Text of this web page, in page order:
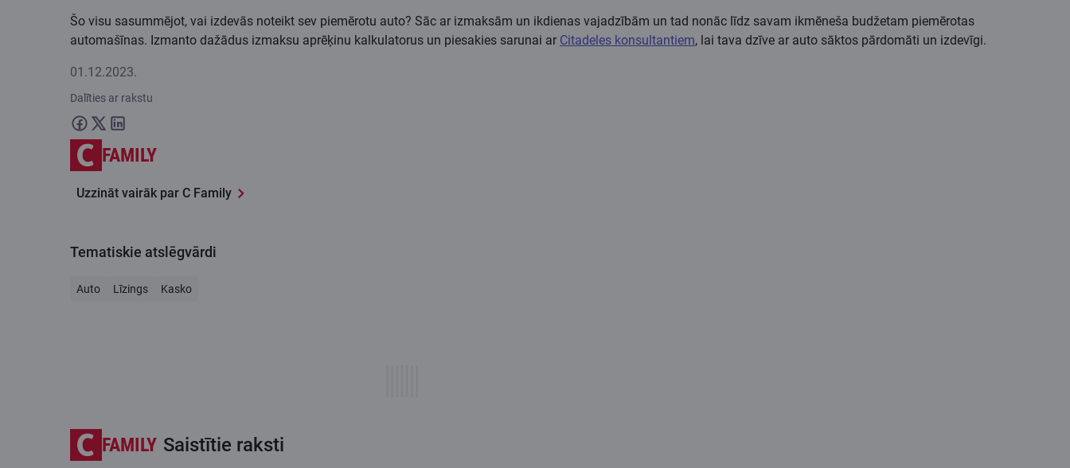
Šo visu sasummējot, vai izdevās noteikt sev piemērotu auto? Sāc ar izmaksām un ikdienas vajadzībām un tad nonāc līdz savam ikmēneša budžetam piemērotas
automašīnas. Izmanto dažādus izmaksu aprēķinu kalkulatorus un piesakies sarunai ar Citadeles konsultantiem, lai tava dzīve ar auto sāktos pārdomāti un izdevīgi.
01.12.2023.
FAMILY
Uzzināt vairāk par C Family
Dalīties ar rakstu
Tematiskie atslēgvārdi
Auto Līzings Kasko
FAMILY Saistītie raksti